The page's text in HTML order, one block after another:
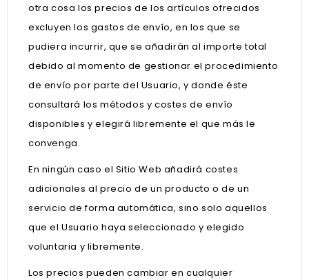
otra cosa los precios de los artículos ofrecidos
excluyen los gastos de envío, en los que se
pudiera incurrir, que se añadirán al importe total
debido al momento de gestionar el procedimiento
de envío por parte del Usuario, y donde éste
consultará los métodos y costes de envío
disponibles y elegirá libremente el que más le
convenga.
En ningún caso el Sitio Web añadirá costes
adicionales al precio de un producto o de un
servicio de forma automática, sino solo aquellos
que el Usuario haya seleccionado y elegido
voluntaria y libremente.
Los precios pueden cambiar en cualquier